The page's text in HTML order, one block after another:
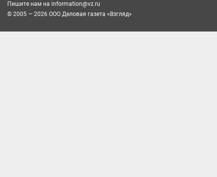
Пишите нам на information@vz.ru
© 2005 — 2026 ООО Деловая газета «Взгляд»